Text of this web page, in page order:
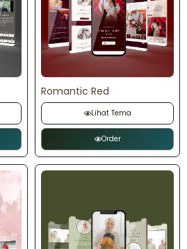
Romantic Red
Lihat Tema
Order